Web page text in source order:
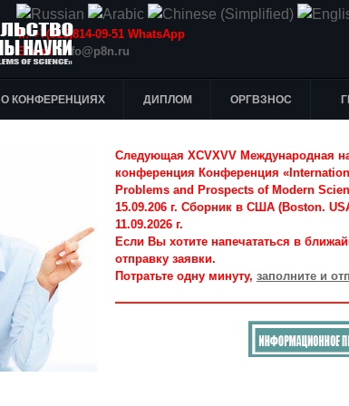
Т.: +7(915)814-09-51 WhatsApp
E-mail:info@p8n.ru
О КОНФЕРЕНЦИЯХ ДИПЛОМ ОРГВЗНОС
Следующая XCVXVV Международная
конференция Конференция
Problems and Prospects of Modern
15.09.206 г. Сборник в США (Boston.
11.09.2026 г.
Если Вы хотите напечататься в
отправку заявки.
Потратьте одну минуту, заполните и